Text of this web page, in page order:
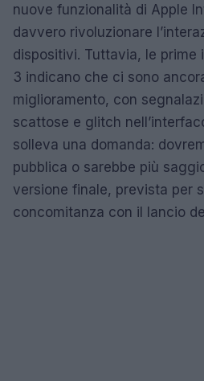
nuove funzionalità di Apple
davvero rivoluzionare
dispositivi. Tuttavia, le prime
3 indicano che ci sono
miglioramento, con
scattose e glitch
solleva una domanda:
pubblica o sarebbe più
versione finale, prevista per
concomitanza con il lancio